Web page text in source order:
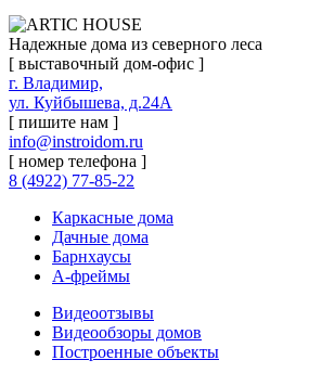
Надежные дома из северного леса
[ выставочный дом-офис ]
г. Владимир,
ул. Куйбышева, д.24А
[ пишите нам ]
info@instroidom.ru
[ номер телефона ]
8 (4922) 77-85-22
Каркасные дома
Дачные дома
Барнхаусы
А-фреймы
Видеоотзывы
Видеообзоры домов
Построенные объекты